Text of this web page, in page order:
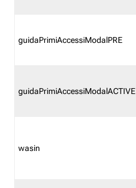
guidaPrimiAccessiModalPRE
guidaPrimiAccessiModalACTIVE
wasin